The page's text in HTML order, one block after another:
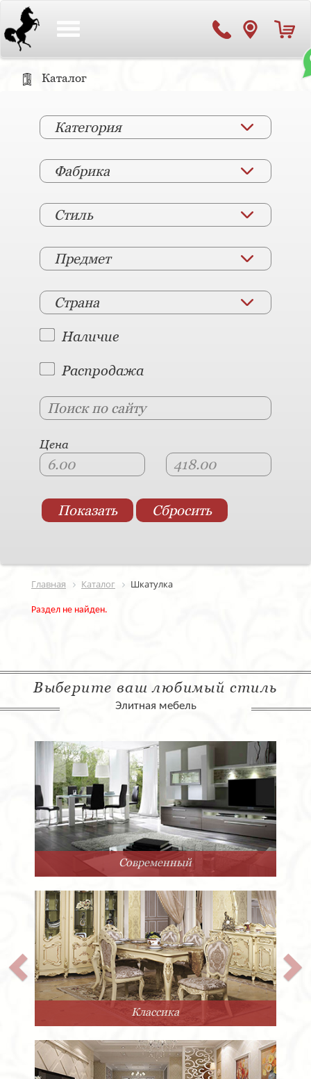
Каталог
Категория
Фабрика
Стиль
Предмет
Страна
Наличие
Распродажа
Цена
Главная Каталог Шкатулка
Раздел не найден.
Выберите ваш любимый стиль
Элитная мебель
Современный
Классика